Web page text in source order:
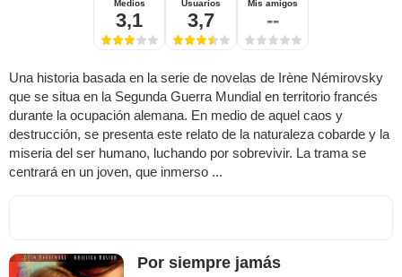
Medios
3,1
Usuarios
3,7
Mis amigos
--
Una historia basada en la serie de novelas de Irène Némirovsky
que se situa en la Segunda Guerra Mundial en territorio francés
durante la ocupación alemana. En medio de aquel caos y
destrucción, se presenta este relato de la naturaleza cobarde y la
miseria del ser humano, luchando por sobrevivir. La trama se
centrará en un joven, que inmerso ...
Por siempre jamás